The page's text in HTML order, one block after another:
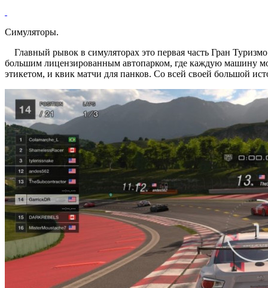
Симуляторы.
Главный рывок в симуляторах это первая часть Гран
большим лицензированным автопарком, где каждую машину
этикетом, и квик матчи для панков. Со всей своей большой